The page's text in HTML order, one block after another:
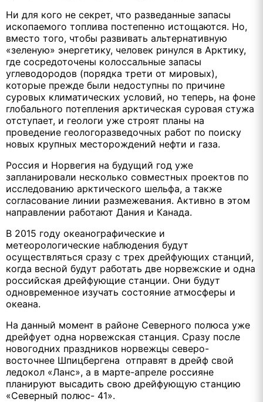
Ни для кого не секрет, что разведанные запасы
ископаемого топлива постепенно истощаются. Но,
вместо того, чтобы развивать альтернативную
«зеленую» энергетику, человек ринулся в Арктику,
где сосредоточены колоссальные запасы
углеводородов (порядка трети от мировых),
которые прежде были недоступны по причине
суровых климатических условий, но теперь, на фоне
глобального потепления арктическая суровая стужа
отступает, и геологи уже строят планы на
проведение геологоразведочных работ по поиску
новых крупных месторождений нефти и газа.
Россия и Норвегия на будущий год уже
запланировали несколько совместных проектов по
исследованию арктического шельфа, а также
согласование линии размежевания. Активно в этом
направлении работают Дания и Канада.
В 2015 году океанографические и
метеорологические наблюдения будут
осуществляться сразу с трех дрейфующих станций,
когда весной будут работать две норвежские и одна
российская дрейфующие станции. Они будут
одновременное изучать состояние атмосферы и
океана.
На данный момент в районе Северного полюса уже
дрейфует одна норвежская станция. Сразу после
новогодних праздников норвежцы северо-
восточнее Шпицбергена отправят в дрейф свой
ледокол «Ланс», а в марте-апреле россияне
планируют высадить свою дрейфующую станцию
«Северный полюс- 41».